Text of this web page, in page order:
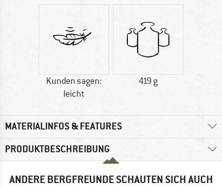
Kunden sagen:
leicht
419 g
MATERIALINFOS & FEATURES
PRODUKTBESCHREIBUNG
ANDERE BERGFREUNDE SCHAUTEN SICH AUCH